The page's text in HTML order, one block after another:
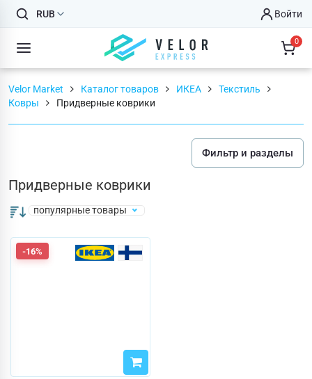
RUB Войти
0
Velor Market Каталог товаров ИКЕА
Текстиль
Ковры
Придверные коврики
Фильтр и разделы
Придверные коврики
популярные товары
-16%